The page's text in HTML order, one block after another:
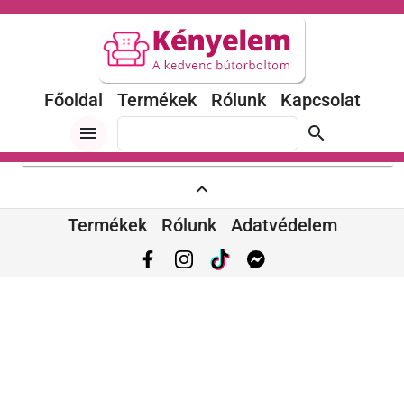
Főoldal Termékek Rólunk
Kapcsolat
menu
search
expand_less
Termékek
Rólunk Adatvédelem